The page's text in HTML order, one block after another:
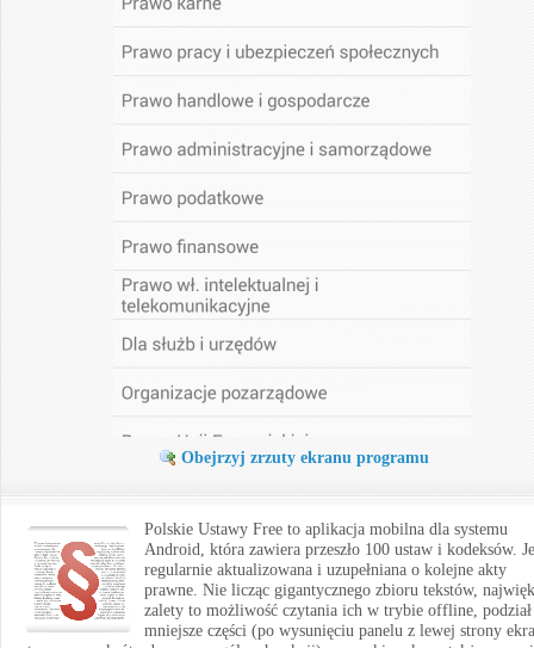
Obejrzyj zrzuty ekranu programu
Polskie Ustawy Free to aplikacja mobilna dla systemu
Android, która zawiera przeszło 100 ustaw i kodeksów.
regularnie aktualizowana i uzupełniana o kolejne akty
prawne. Nie licząc gigantycznego zbioru tekstów,
zalety to możliwość czytania ich w trybie offline, podział
mniejsze części (po wysunięciu panelu z lewej strony